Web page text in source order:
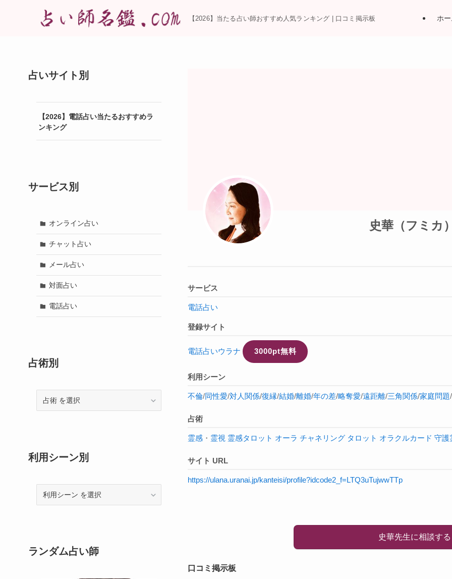
【2026】当たる占い師おすすめ人気ランキング | 口コミ掲示板 ホ
史華（フミカ
サービス
電話占い
登録サイト
電話占いウラナ 3000pt無料
利用シーン
不倫/同性愛/対人関係/復縁/結婚/離婚/年の差/略奪愛/遠距離/三角関係/家庭問題/
占術
霊感 ・ 霊視 霊感タロット オーラ チャネリング タロット オラクルカード 守護
サイト URL
https://ulana.uranai.jp/kanteisi/profile?idcode2_f=LTQ3uTujwwTTp
史華先生に相談する
口コミ掲示板
占いサイト別
【2026】電話占い当たるおすすめラ
ンキング
サービス別
オンライン占い
チャット占い
メール占い
対面占い
電話占い
占術別
術
利用シーン別
ランダム占い師